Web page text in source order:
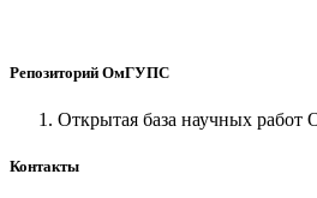
Репозиторий ОмГУПС
Открытая база научных
Контакты